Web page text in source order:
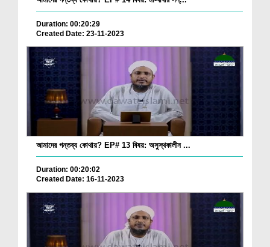
Duration: 00:20:29
Created Date: 23-11-2023
আমাদের গন্তব্য কোথায়? EP# 13 বিষয়: অসুস্থকালীন ...
Duration: 00:20:02
Created Date: 16-11-2023